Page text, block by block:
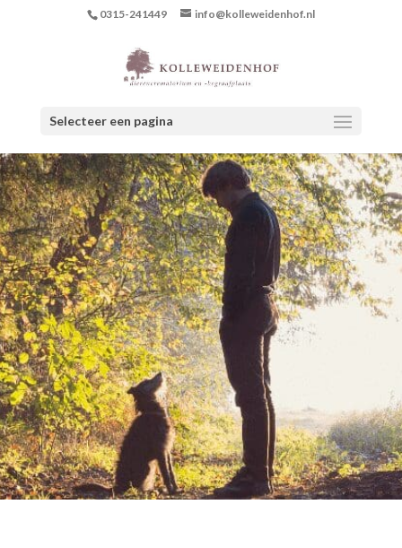
0315-241449 info@kolleweidenhof.nl
Selecteer een pagina